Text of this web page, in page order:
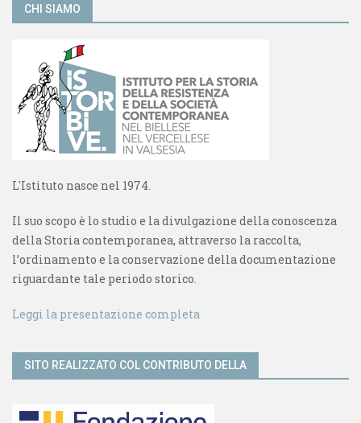
CHI SIAMO
L'Istituto nasce nel 1974.
Il suo scopo è lo studio e la divulgazione della conoscenza
della Storia contemporanea, attraverso la raccolta,
l’ordinamento e la conservazione della documentazione
riguardante tale periodo storico.
Leggi la presentazione completa
SITO REALIZZATO COL CONTRIBUTO DELLA